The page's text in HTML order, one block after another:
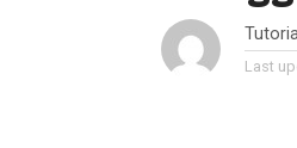
Last